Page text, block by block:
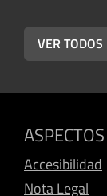
VER TODOS
Accesibilidad
Nota Legal